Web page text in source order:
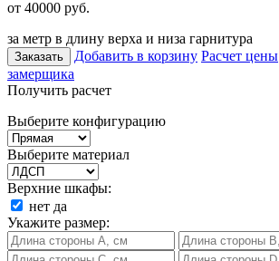
от 40000 руб.
за метр в длину верха и низа гарнитура
Заказать Добавить в корзину Расчет цены
замерщика
Получить расчет
Выберите конфигурацию
Выберите материал
Верхние шкафы:
нет да
Укажите размер: